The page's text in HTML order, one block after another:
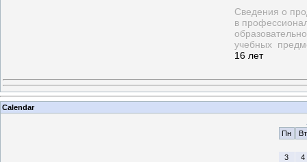
Сведения о
в
учебных
16 лет
Calendar
Пн
Вт
3
4